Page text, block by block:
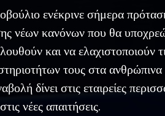
ενέκρινε σήμερα
νέων κανόνων που θα
και να ελαχιστοποιούν
τους στα ανθρώπινα
δίνει στις εταιρείες
νέες απαιτήσεις.